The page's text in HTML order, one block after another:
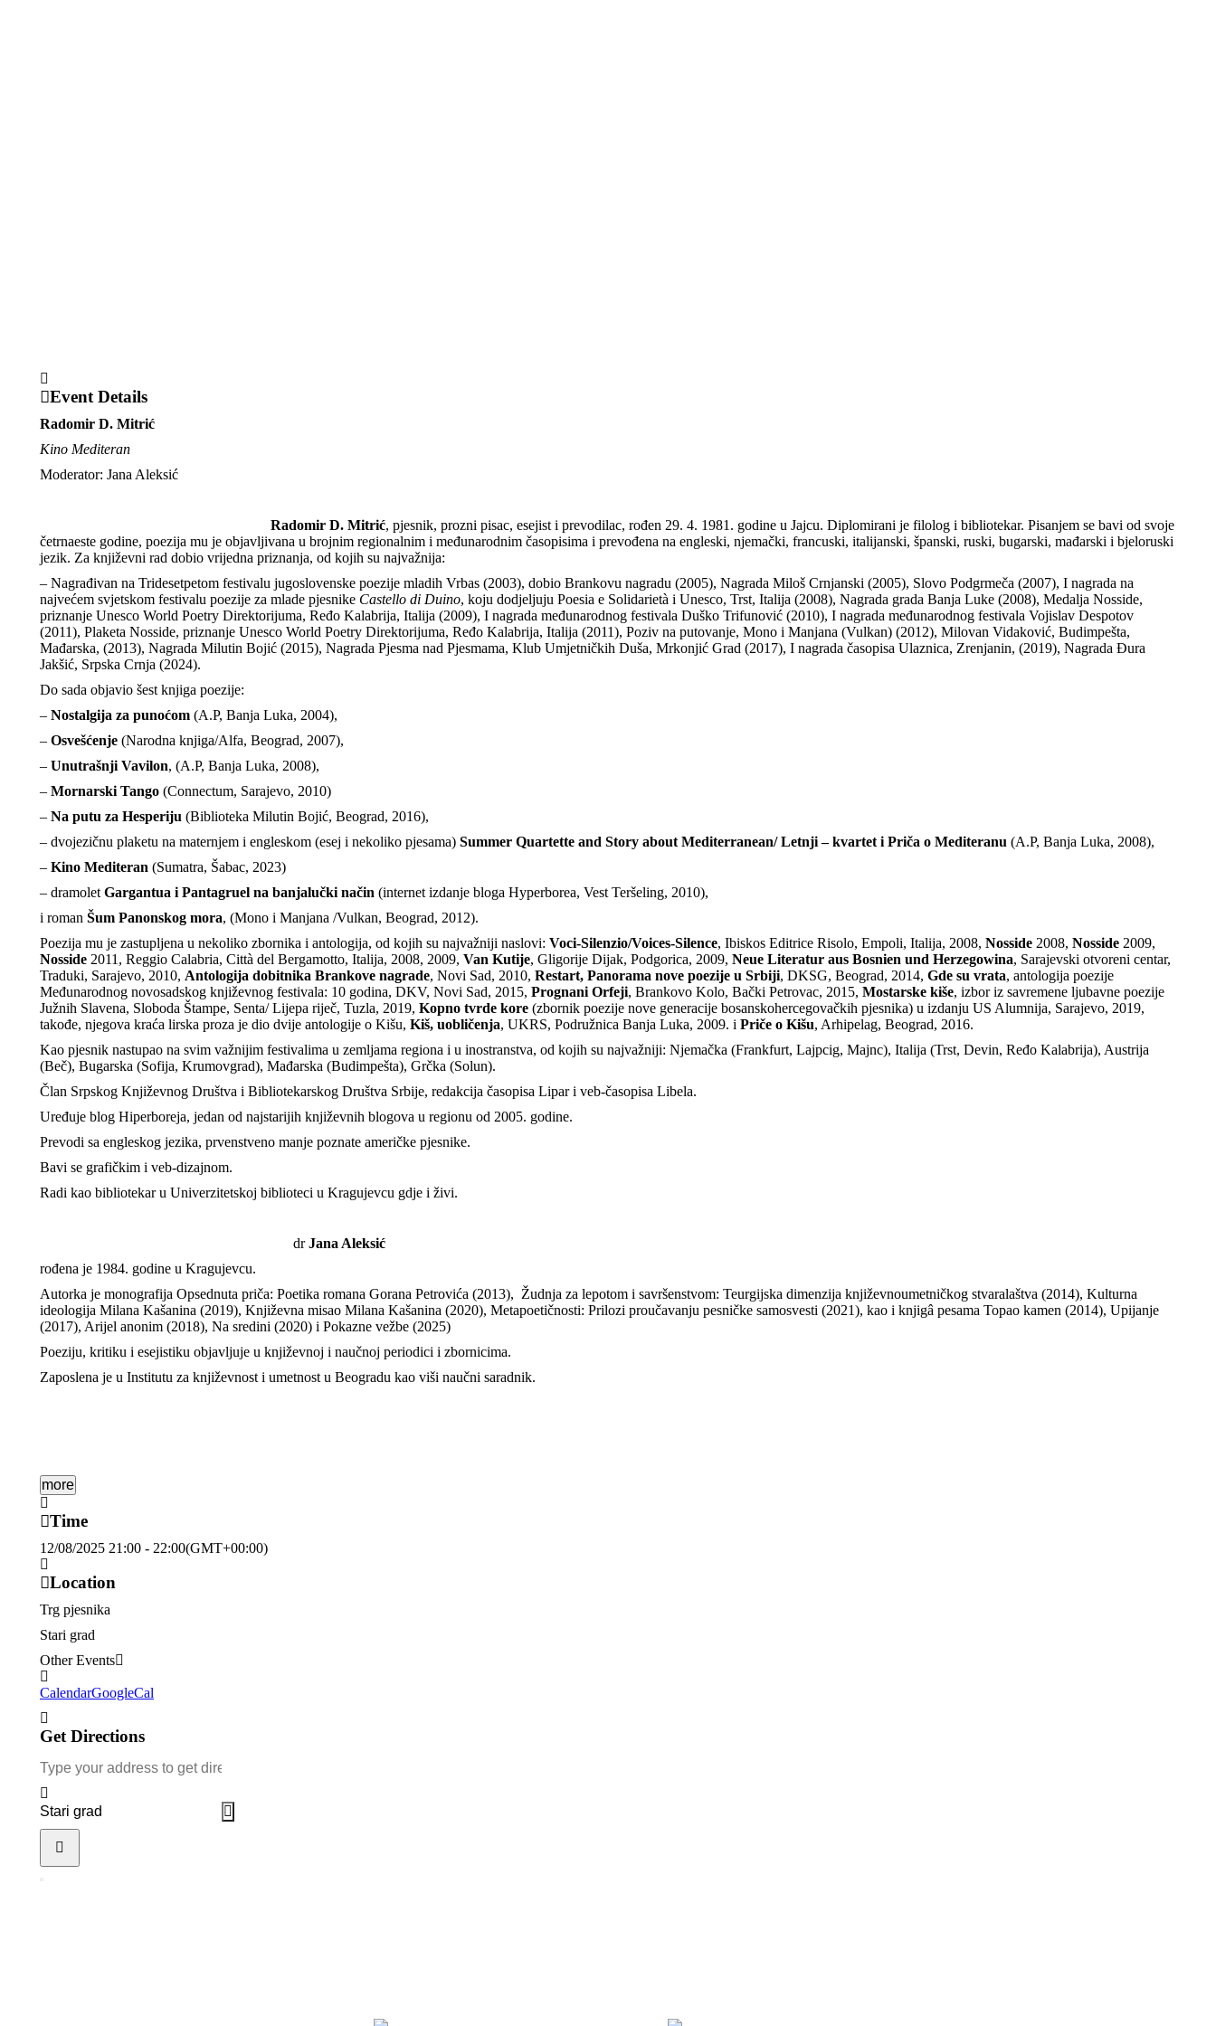
Event Details
Radomir D. Mitrić
Kino Mediteran
Moderator: Jana Aleksić
Radomir D. Mitrić, pjesnik, prozni pisac, esejist i prevodilac, rođen 29. 4. 1981. godine u Jajcu. Diplomirani je filolog i bibliotekar. Pisanjem se bavi od svoje
četrnaeste godine, poezija mu je objavljivana u brojnim regionalnim i međunarodnim časopisima i prevođena na engleski, njemački, francuski, italijanski, španski, ruski, bugarski, mađarski i bjeloruski
jezik. Za književni rad dobio vrijedna priznanja, od kojih su najvažnija:
– Nagrađivan na Tridesetpetom festivalu jugoslovenske poezije mladih Vrbas (2003), dobio Brankovu nagradu (2005), Nagrada Miloš Crnjanski (2005), Slovo Podgrmeča (2007), I nagrada na
najvećem svjetskom festivalu poezije za mlade pjesnike Castello di Duino, koju dodjeljuju Poesia e Solidarietà i Unesco, Trst, Italija (2008), Nagrada grada Banja Luke (2008), Medalja Nosside,
priznanje Unesco World Poetry Direktorijuma, Ređo Kalabrija, Italija (2009), I nagrada međunarodnog festivala Duško Trifunović (2010), I nagrada međunarodnog festivala Vojislav Despotov
(2011), Plaketa Nosside, priznanje Unesco World Poetry Direktorijuma, Ređo Kalabrija, Italija (2011), Poziv na putovanje, Mono i Manjana (Vulkan) (2012), Milovan Vidaković, Budimpešta,
Mađarska, (2013), Nagrada Milutin Bojić (2015), Nagrada Pjesma nad Pjesmama, Klub Umjetničkih Duša, Mrkonjić Grad (2017), I nagrada časopisa Ulaznica, Zrenjanin, (2019), Nagrada Đura
Jakšić, Srpska Crnja (2024).
Do sada objavio šest knjiga poezije:
– Nostalgija za punoćom (A.P, Banja Luka, 2004),
– Osvešćenje (Narodna knjiga/Alfa, Beograd, 2007),
– Unutrašnji Vavilon, (A.P, Banja Luka, 2008),
– Mornarski Tango (Connectum, Sarajevo, 2010)
– Na putu za Hesperiju (Biblioteka Milutin Bojić, Beograd, 2016),
– dvojezičnu plaketu na maternjem i engleskom (esej i nekoliko pjesama) Summer Quartette and Story about Mediterranean/ Letnji – kvartet i Priča o Mediteranu (A.P, Banja Luka, 2008),
– Kino Mediteran (Sumatra, Šabac, 2023)
– dramolet Gargantua i Pantagruel na banjalučki način (internet izdanje bloga Hyperborea, Vest Teršeling, 2010),
i roman Šum Panonskog mora, (Mono i Manjana /Vulkan, Beograd, 2012).
Poezija mu je zastupljena u nekoliko zbornika i antologija, od kojih su najvažniji naslovi: Voci-Silenzio/Voices-Silence, Ibiskos Editrice Risolo, Empoli, Italija, 2008, Nosside 2008, Nosside 2009,
Nosside 2011, Reggio Calabria, Città del Bergamotto, Italija, 2008, 2009, Van Kutije, Gligorije Dijak, Podgorica, 2009, Neue Literatur aus Bosnien und Herzegowina, Sarajevski otvoreni centar,
Traduki, Sarajevo, 2010, Antologija dobitnika Brankove nagrade, Novi Sad, 2010, Restart, Panorama nove poezije u Srbiji, DKSG, Beograd, 2014, Gde su vrata, antologija poezije
Međunarodnog novosadskog književnog festivala: 10 godina, DKV, Novi Sad, 2015, Prognani Orfeji, Brankovo Kolo, Bački Petrovac, 2015, Mostarske kiše, izbor iz savremene ljubavne poezije
Južnih Slavena, Sloboda Štampe, Senta/ Lijepa riječ, Tuzla, 2019, Kopno tvrde kore (zbornik poezije nove generacije bosanskohercegovačkih pjesnika) u izdanju US Alumnija, Sarajevo, 2019,
takođe, njegova kraća lirska proza je dio dvije antologije o Kišu, Kiš, uobličenja, UKRS, Podružnica Banja Luka, 2009. i Priče o Kišu, Arhipelag, Beograd, 2016.
Kao pjesnik nastupao na svim važnijim festivalima u zemljama regiona i u inostranstva, od kojih su najvažniji: Njemačka (Frankfurt, Lajpcig, Majnc), Italija (Trst, Devin, Ređo Kalabrija), Austrija
(Beč), Bugarska (Sofija, Krumovgrad), Mađarska (Budimpešta), Grčka (Solun).
Član Srpskog Književnog Društva i Bibliotekarskog Društva Srbije, redakcija časopisa Lipar i veb-časopisa Libela.
Uređuje blog Hiperboreja, jedan od najstarijih književnih blogova u regionu od 2005. godine.
Prevodi sa engleskog jezika, prvenstveno manje poznate američke pjesnike.
Bavi se grafičkim i veb-dizajnom.
Radi kao bibliotekar u Univerzitetskoj biblioteci u Kragujevcu gdje i živi.
drJana Aleksić
rođena je 1984. godine u Kragujevcu.
Autorka je monografija Opsednuta priča: Poetika romana Gorana Petrovića (2013), Žudnja za lepotom i savršenstvom: Teurgijska dimenzija književnoumetničkog stvaralaštva (2014), Kulturna
ideologija Milana Kašanina (2019), Književna misao Milana Kašanina (2020), Metapoetičnosti: Prilozi proučavanju pesničke samosvesti (2021), kao i knjigâ pesama Topao kamen (2014), Upijanje
(2017), Arijel anonim (2018), Na sredini (2020) i Pokazne vežbe (2025)
Poeziju, kritiku i esejistiku objavljuje u književnoj i naučnoj periodici i zbornicima.
Zaposlena je u Institutu za književnost i umetnost u Beogradu kao viši naučni saradnik.
more
Time
12/08/2025 21:00 - 22:00(GMT+00:00)
Location
Trg pjesnika
Stari grad
Other Events
CalendarGoogleCal
Get Directions
Address - Radomir D. Mitrić []
Destination Address - Radomir D. Mitrić []